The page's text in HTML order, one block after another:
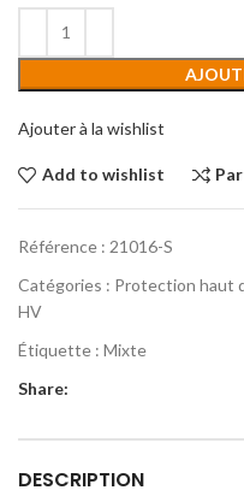
Ajouter à la wishlist
Add to wishlist
Référence : 21016-S
Catégories : Protection haut
HV
Étiquette : Mixte
Share:
DESCRIPTION